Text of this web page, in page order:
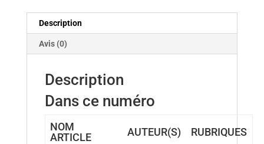
Description
Avis (0)
Description
Dans ce numéro
NOM
ARTICLE
AUTEUR(S) RUBRIQUES